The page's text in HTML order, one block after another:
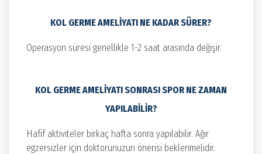
KOL GERME AMELIYATI NE KADAR SÜRER?
Operasyon süresi genellikle 1-2 saat arasında değişir.
KOL GERME AMELIYATI SONRASI SPOR NE ZAMAN
YAPILABILIR?
Hafif aktiviteler birkaç hafta sonra yapılabilir. Ağır
egzersizler için doktorunuzun önerisi beklenmelidir.